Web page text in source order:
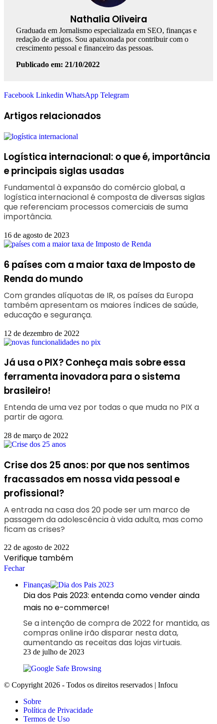
Nathalia Oliveira
Graduada em Jornalismo especializada em SEO, finanças e
redação de artigos. Sou apaixonada por contribuir com o
crescimento pessoal e financeiro das pessoas.
Publicado em: 21/10/2022
Facebook Linkedin WhatsApp Telegram
Artigos relacionados
Logística internacional: o que é, importância
e principais siglas usadas
Fundamental à expansão do comércio global, a
logística internacional é composta de diversas siglas
que referenciam processos comerciais de suma
importância.
16 de agosto de 2023
6 países com a maior taxa de Imposto de
Renda do mundo
Com grandes alíquotas de IR, os países da Europa
também apresentam os maiores índices de saúde,
educação e segurança.
12 de dezembro de 2022
Já usa o PIX? Conheça mais sobre essa
ferramenta inovadora para o sistema
brasileiro!
Entenda de uma vez por todas o que muda no PIX a
partir de agora.
28 de março de 2022
Crise dos 25 anos: por que nos sentimos
fracassados em nossa vida pessoal e
profissional?
A entrada na casa dos 20 pode ser um marco de
passagem da adolescência à vida adulta, mas como
ficam as crises?
22 de agosto de 2022
Verifique também
Fechar
Finanças
Dia dos Pais 2023: entenda como vender ainda
mais no e-commerce!
Se a intenção de compra de 2022 for mantida, as
compras online irão disparar nesta data,
aumentando as receitas das lojas virtuais.
23 de julho de 2023
© Copyright 2026 - Todos os direitos reservados | Infocu
Sobre
Política de Privacidade
Termos de Uso